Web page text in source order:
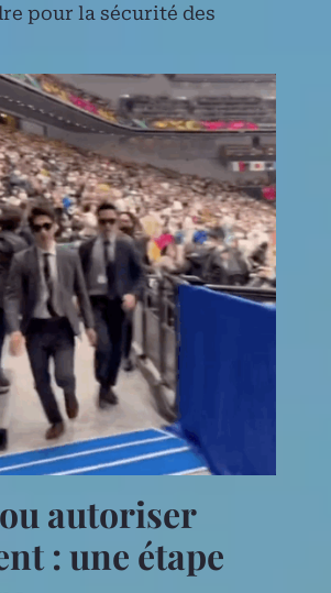
pour la sécurité des
autoriser
: une étape